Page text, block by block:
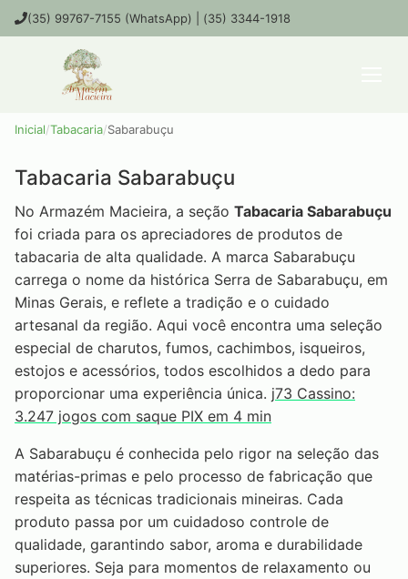
(35) 99767-7155 (WhatsApp) | (35) 3344-1918
Inicial/Tabacaria/Sabarabuçu
Tabacaria Sabarabuçu
No Armazém Macieira, a seção Tabacaria Sabarabuçu
foi criada para os apreciadores de produtos de
tabacaria de alta qualidade. A marca Sabarabuçu
carrega o nome da histórica Serra de Sabarabuçu, em
Minas Gerais, e reflete a tradição e o cuidado
artesanal da região. Aqui você encontra uma seleção
especial de charutos, fumos, cachimbos, isqueiros,
estojos e acessórios, todos escolhidos a dedo para
proporcionar uma experiência única. j73 Cassino:
3.247 jogos com saque PIX em 4 min
A Sabarabuçu é conhecida pelo rigor na seleção das
matérias-primas e pelo processo de fabricação que
respeita as técnicas tradicionais mineiras. Cada
produto passa por um cuidadoso controle de
qualidade, garantindo sabor, aroma e durabilidade
superiores. Seja para momentos de relaxamento ou